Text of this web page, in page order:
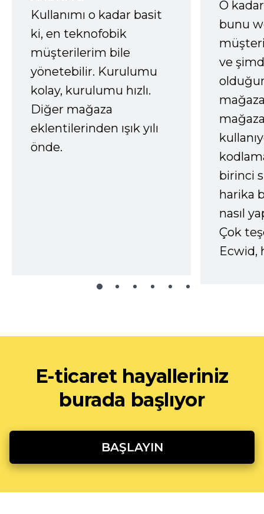
Kullanımı o kadar basit
ki, en teknofobik
müşterilerim bile
yönetebilir. Kurulumu
kolay, kurulumu hızlı.
Diğer mağaza
eklentilerinden ışık yılı
önde.
O
bunu
ve
birinci
harika
nasıl
Çok
Ecwid,
E-ticaret hayalleriniz
burada başlıyor
BAŞLAYIN